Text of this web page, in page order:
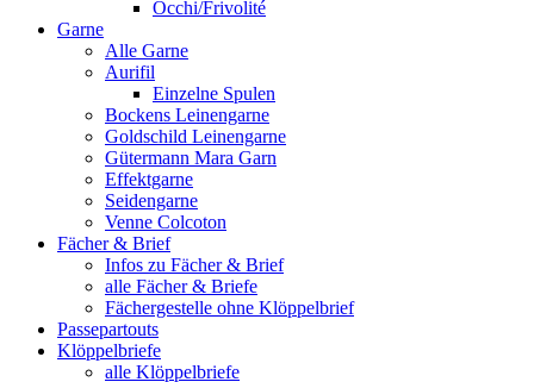
Occhi/Frivolité
Garne
Alle Garne
Aurifil
Einzelne Spulen
Bockens Leinengarne
Goldschild Leinengarne
Gütermann Mara Garn
Effektgarne
Seidengarne
Venne Colcoton
Fächer & Brief
Infos zu Fächer & Brief
alle Fächer & Briefe
Fächergestelle ohne Klöppelbrief
Passepartouts
Klöppelbriefe
alle Klöppelbriefe